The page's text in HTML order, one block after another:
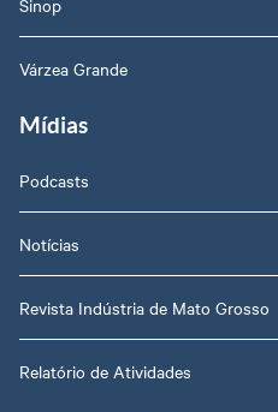
Sinop
Várzea Grande
Mídias
Podcasts
Notícias
Revista Indústria de Mato Grosso
Relatório de Atividades